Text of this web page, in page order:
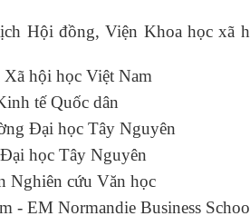
Hội đồng, Viện Khoa học xã
hội học Việt Nam
Kinh tế Quốc dân
Đại học Tây Nguyên
Đại học Tây Nguyên
Nghiên cứu Văn học
- EM Normandie Business